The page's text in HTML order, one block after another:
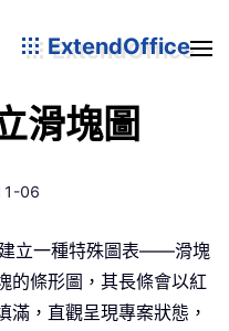
ExtendOffice
滑塊圖
06
立一種特殊圖表——滑塊
的條形圖，其長條會以紅
滿，直觀呈現專案狀態，